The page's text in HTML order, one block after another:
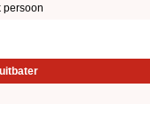
persoon